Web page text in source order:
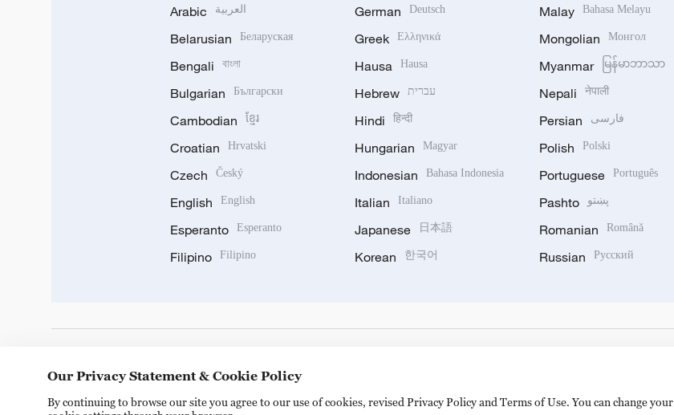
Arabic العربية
Belarusian Беларуская
Bengali বাংলা
Bulgarian Български
Cambodian ខ្មែរ
Croatian Hrvatski
Czech Český
English English
Esperanto Esperanto
Filipino Filipino
German Deutsch
Greek Ελληνικά
Hausa Hausa
Hebrew עברית
Hindi हिन्दी
Hungarian Magyar
Indonesian Bahasa Indonesia
Italian Italiano
Japanese 日本語
Korean 한국어
Malay Bahasa Melayu
Mongolian Монгол
Myanmar မြန်မာဘာသာ
Nepali नेपाली
Persian فارسی
Polish Polski
Portuguese Português
Pashto پښتو
Romanian Română
Russian Русский
Our Privacy Statement & Cookie Policy
By continuing to browse our site you agree to our use of cookies, revised Privacy Policy and Terms of Use. You can change your